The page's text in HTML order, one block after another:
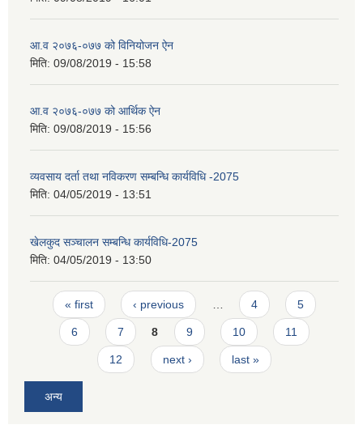
आ‍‌.व २०७६-०७७ को विनियोजन ऐन
मिति: 09/08/2019 - 15:58
आ‍‌.व २०७६-०७७ को आर्थिक ऐन
मिति: 09/08/2019 - 15:56
व्यवसाय दर्ता तथा नविकरण सम्बन्धि कार्यविधि -2075
मिति: 04/05/2019 - 13:51
खेलकुद सञ्चालन सम्बन्धि कार्यविधि-2075
मिति: 04/05/2019 - 13:50
Pages
« first ‹ previous 4 5
6 7 8 9 10 11
12 next › last »
अन्य